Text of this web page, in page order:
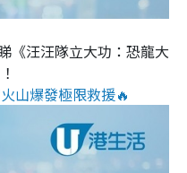
《汪汪隊立大功：恐龍大
山爆發極限救援🔥